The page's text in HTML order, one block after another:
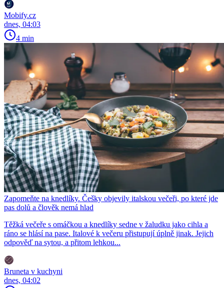
Mobify.cz
dnes, 04:03
4 min
Zapomeňte na knedlíky. Češky objevily italskou večeři, po které jde
pas dolů a člověk nemá hlad
Těžká večeře s omáčkou a knedlíky sedne v žaludku jako cihla a
ráno se hlásí na pase. Italové k večeru přistupují úplně jinak. Jejich
odpověď na sytou, a přitom lehkou...
Bruneta v kuchyni
dnes, 04:02